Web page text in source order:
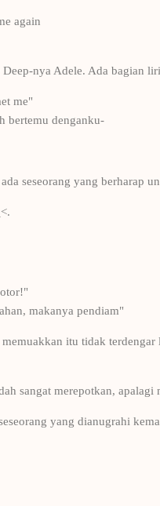
again
nya Adele. Ada bagian
me"
bertemu denganku-
seseorang yang berharap
makanya pendiam"
itu tidak
sangat merepotkan, apalagi
yang dianugrahi